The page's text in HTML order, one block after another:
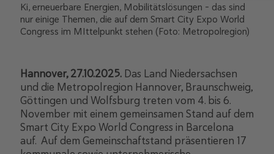
Ki, erneuerbare Energien, Mobilitätslösungen - das sind
nur einige Themen, die auf dem Smart City Expo World
Congress im MIttelpunkt stehen (Foto: Metropolregion)
Hannover, 27.10.2025. Das Land Niedersachsen
und die Metropolregion Hannover, Braunschweig,
Göttingen und Wolfsburg treten vom 4. bis 6.
November mit einem gemeinsamen Stand auf dem
Smart City Expo World Congress in Barcelona
auf. Auf dem Gemeinschaftstand präsentieren 17